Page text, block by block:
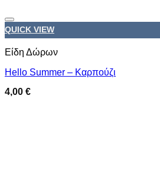
QUICK VIEW
Είδη Δώρων
Hello Summer – Καρπούζι
4,00 €